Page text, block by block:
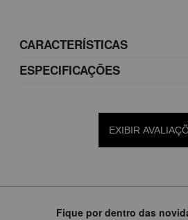
CARACTERÍSTICAS
ESPECIFICAÇÕES
EXIBIR
Fique por dentro das